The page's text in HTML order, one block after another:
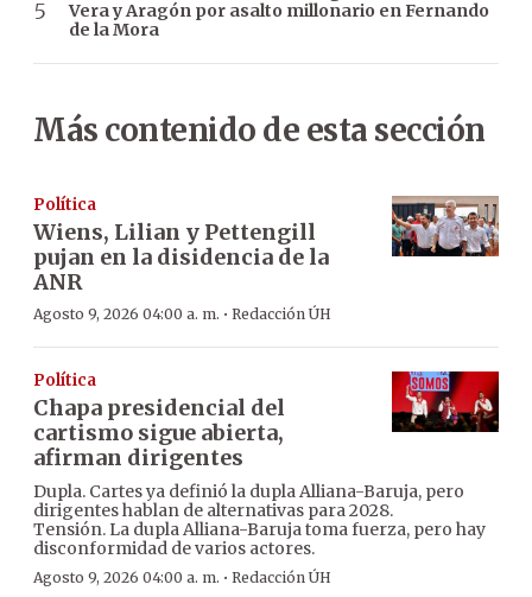
Vera y Aragón por asalto millonario en Fernando
de la Mora
Más contenido de esta sección
Política
Wiens, Lilian y Pettengill
pujan en la disidencia de la
ANR
Agosto 9, 2026 04:00 a. m. · Redacción ÚH
Política
Chapa presidencial del
cartismo sigue abierta,
afirman dirigentes
Dupla. Cartes ya definió la dupla Alliana-Baruja, pero
dirigentes hablan de alternativas para 2028.
Tensión. La dupla Alliana-Baruja toma fuerza, pero hay
disconformidad de varios actores.
Agosto 9, 2026 04:00 a. m. · Redacción ÚH